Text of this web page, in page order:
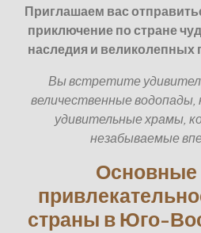
Приглашаем вас
приключение по стране
наследия и великолепных
Вы встретите
величественные
удивительные храмы,
незабываемые
Основные
страны в Юго-